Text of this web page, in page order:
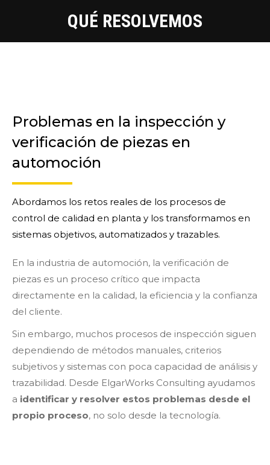
QUÉ RESOLVEMOS
You are here:
Problemas en la inspección y
verificación de piezas en
automoción
Abordamos los retos reales de los procesos de
control de calidad en planta y los transformamos en
sistemas objetivos, automatizados y trazables.
En la industria de automoción, la verificación de
piezas es un proceso crítico que impacta
directamente en la calidad, la eficiencia y la confianza
del cliente.
Sin embargo, muchos procesos de inspección siguen
dependiendo de métodos manuales, criterios
subjetivos y sistemas con poca capacidad de análisis y
trazabilidad. Desde ElgarWorks Consulting ayudamos
a identificar y resolver estos problemas desde el
propio proceso, no solo desde la tecnología.